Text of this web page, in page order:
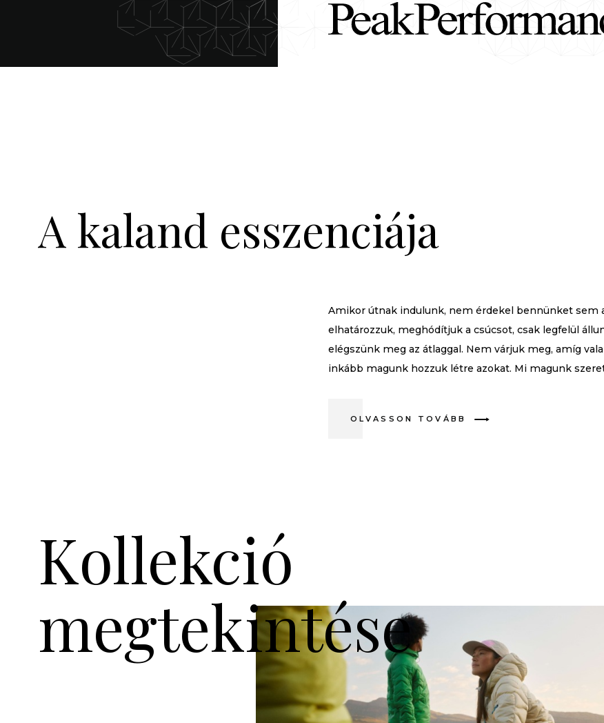
A kaland esszenciája
Amikor útnak indulunk, nem érdekel bennünket sem
elhatározzuk, meghódítjuk a csúcsot, csak legfelül
elégszünk meg az átlaggal. Nem várjuk meg, amíg
inkább magunk hozzuk létre azokat. Mi magunk
OLVASSON TOVÁBB
Kollekció
megtekintése